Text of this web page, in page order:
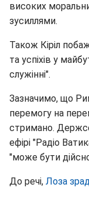
високих
зусиллями.
Також Кіріл
та успіхів у
служінні".
Зазначимо, що
перемогу на
стримано.
ефірі "Радіо
"може бути
До речі, Лоза